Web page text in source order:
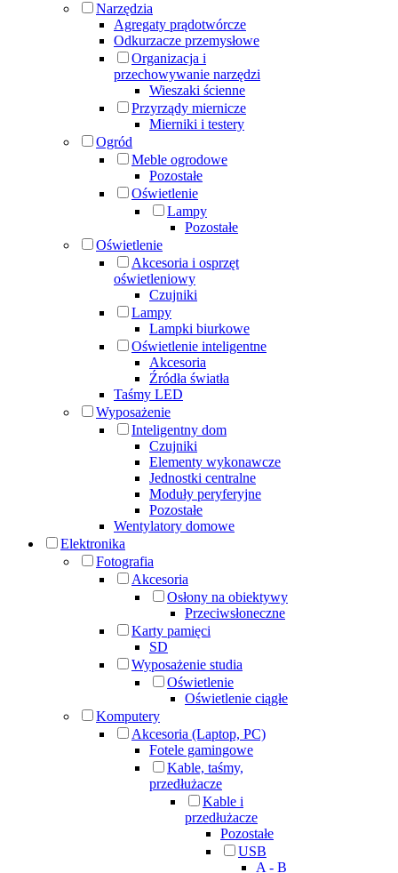
Narzędzia
Agregaty prądotwórcze
Odkurzacze przemysłowe
Organizacja i
przechowywanie narzędzi
Wieszaki ścienne
Przyrządy miernicze
Mierniki i testery
Ogród
Meble ogrodowe
Pozostałe
Oświetlenie
Lampy
Pozostałe
Oświetlenie
Akcesoria i osprzęt
oświetleniowy
Czujniki
Lampy
Lampki biurkowe
Oświetlenie inteligentne
Akcesoria
Źródła światła
Taśmy LED
Wyposażenie
Inteligentny dom
Czujniki
Elementy wykonawcze
Jednostki centralne
Moduły peryferyjne
Pozostałe
Wentylatory domowe
Elektronika
Fotografia
Akcesoria
Osłony na obiektywy
Przeciwsłoneczne
Karty pamięci
SD
Wyposażenie studia
Oświetlenie
Oświetlenie ciągłe
Komputery
Akcesoria (Laptop, PC)
Fotele gamingowe
Kable, taśmy,
przedłużacze
Kable i
przedłużacze
Pozostałe
USB
A - B